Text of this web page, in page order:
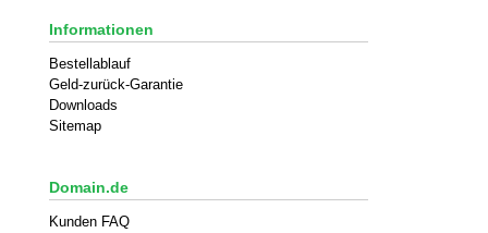
Informationen
Bestellablauf
Geld-zurück-Garantie
Downloads
Sitemap
Domain.de
Kunden FAQ